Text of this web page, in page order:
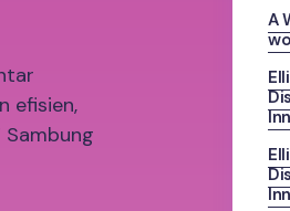
efisien,
A